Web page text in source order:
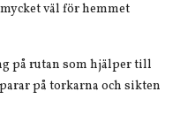
väl för hemmet
på rutan som hjälper till
på torkarna och sikten